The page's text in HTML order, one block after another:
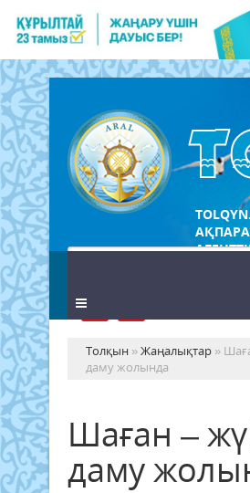
Толқын »Жаңалықтар »
даму жолында
Шаған –
даму